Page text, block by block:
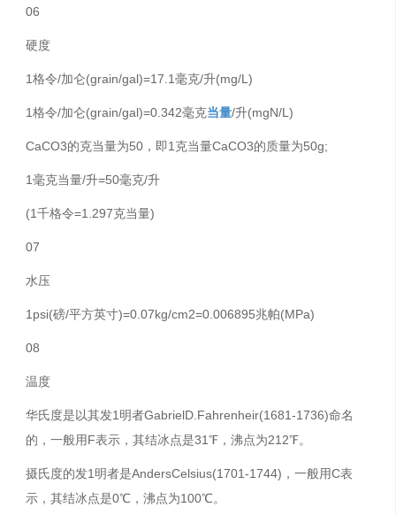
06
硬度
1格令/加仑(grain/gal)=17.1毫克/升(mg/L)
1格令/加仑(grain/gal)=0.342毫克当量/升(mgN/L)
CaCO3的克当量为50，即1克当量CaCO3的质量为50g;
1毫克当量/升=50毫克/升
(1千格令=1.297克当量)
07
水压
1psi(磅/平方英寸)=0.07kg/cm2=0.006895兆帕(MPa)
08
温度
华氏度是以其发1明者GabrielD.Fahrenheir(1681-1736)命名
的，一般用F表示，其结冰点是31℉，沸点为212℉。
摄氏度的发1明者是AndersCelsius(1701-1744)，一般用C表
示，其结冰点是0℃，沸点为100℃。